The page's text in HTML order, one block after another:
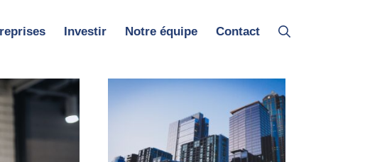
Investir Notre équipe Contact